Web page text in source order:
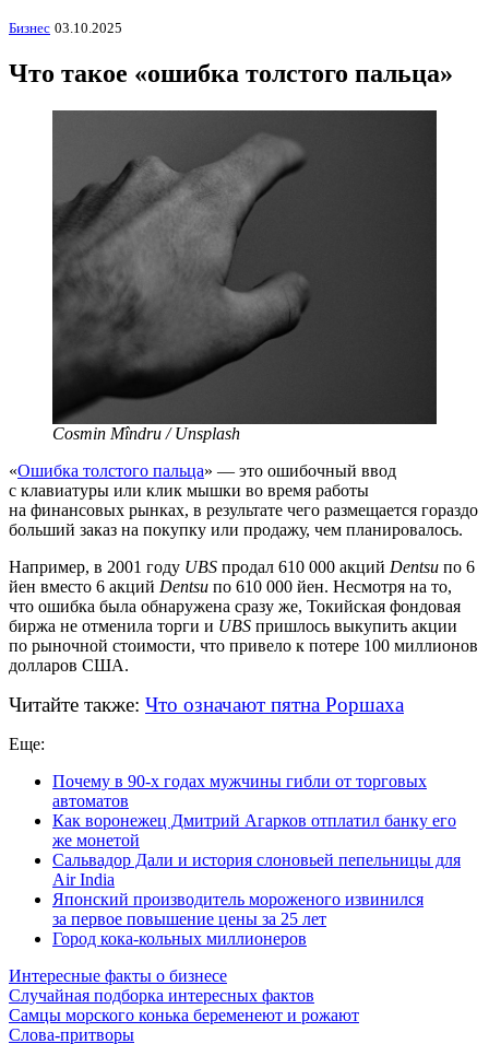
Бизнес 03.10.2025
Что такое «ошибка толстого пальца»
Cosmin Mîndru / Unsplash
«Ошибка толстого пальца» — это ошибочный ввод
с клавиатуры или клик мышки во время работы
на финансовых рынках, в результате чего размещается гораздо
больший заказ на покупку или продажу, чем планировалось.
Например, в 2001 году UBS продал 610 000 акций Dentsu по 6
йен вместо 6 акций Dentsu по 610 000 йен. Несмотря на то,
что ошибка была обнаружена сразу же, Токийская фондовая
биржа не отменила торги и UBS пришлось выкупить акции
по рыночной стоимости, что привело к потере 100 миллионов
долларов США.
Читайте также: Что означают пятна Роршаха
Еще:
Почему в 90-х годах мужчины гибли от торговых
автоматов
Как воронежец Дмитрий Агарков отплатил банку его
же монетой
Сальвадор Дали и история слоновьей пепельницы для
Air India
Японский производитель мороженого извинился
за первое повышение цены за 25 лет
Город кока-кольных миллионеров
Интересные факты о бизнесе
Случайная подборка интересных фактов
Самцы морского конька беременеют и рожают
Слова-притворы